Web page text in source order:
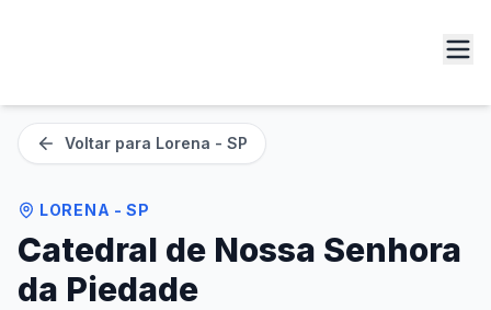
Voltar para Lorena - SP
LORENA - SP
Catedral de Nossa Senhora
da Piedade